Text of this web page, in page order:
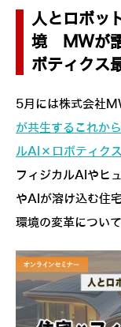
人とロボッ
境 MWが
ボティクス
5月には株式会社
が共生するこれ
ルAI×ロボティク
フィジカルAIやヒ
やAIが溶け込む住
環境の変革につい